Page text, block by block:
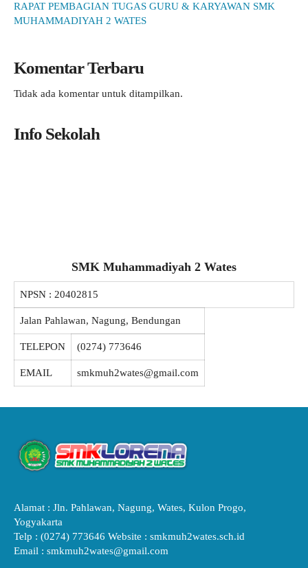
RAPAT PEMBAGIAN TUGAS GURU & KARYAWAN SMK
MUHAMMADIYAH 2 WATES
Komentar Terbaru
Tidak ada komentar untuk ditampilkan.
Info Sekolah
SMK Muhammadiyah 2 Wates
NPSN : 20402815
Jalan Pahlawan, Nagung, Bendungan
TELEPON (0274) 773646
EMAIL smkmuh2wates@gmail.com
Alamat : Jln. Pahlawan, Nagung, Wates, Kulon Progo,
Yogyakarta
Telp : (0274) 773646 Website : smkmuh2wates.sch.id
Email : smkmuh2wates@gmail.com